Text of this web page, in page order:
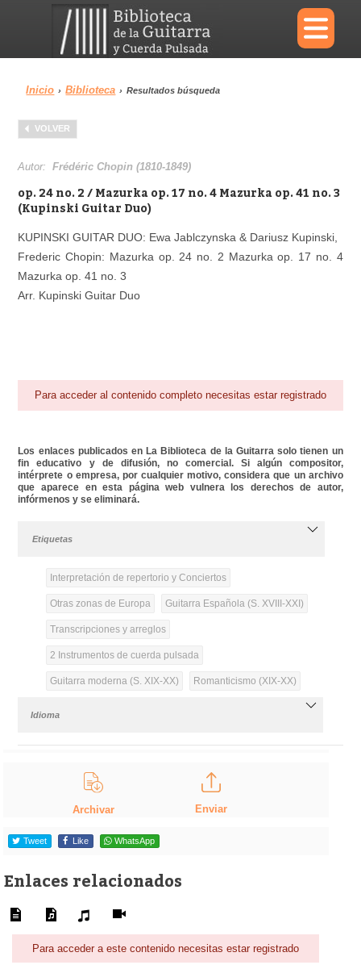
×
Menu
Biblioteca
Reproductor
Inicio › Biblioteca › Resultados búsqueda
VOLVER
Autor:Frédéric Chopin (1810-1849)
op. 24 no. 2 / Mazurka op. 17 no. 4 Mazurka op. 41 no. 3
(Kupinski Guitar Duo)
KUPINSKI GUITAR DUO: Ewa Jablczynska & Dariusz Kupinski,
Frederic Chopin: Mazurka op. 24 no. 2 Mazurka op. 17 no. 4
Mazurka op. 41 no. 3
Arr. Kupinski Guitar Duo
Para acceder al contenido completo necesitas estar registrado
Los enlaces publicados en La Biblioteca de la Guitarra solo tienen un
fin educativo y de difusión, no comercial. Si algún compositor,
intérprete o empresa, por cualquier motivo, considera que un archivo
que aparece en esta página web vulnera los derechos de autor,
infórmenos y se eliminará.
Etiquetas
Interpretación de repertorio y Conciertos
Otras zonas de Europa Guitarra Española (S. XVIII-XXI)
Transcripciones y arreglos
2 Instrumentos de cuerda pulsada
Guitarra moderna (S. XIX-XX) Romanticismo (XIX-XX)
Idioma
Archivar Enviar
Tweet Like WhatsApp
Enlaces relacionados
Para acceder a este contenido necesitas estar registrado